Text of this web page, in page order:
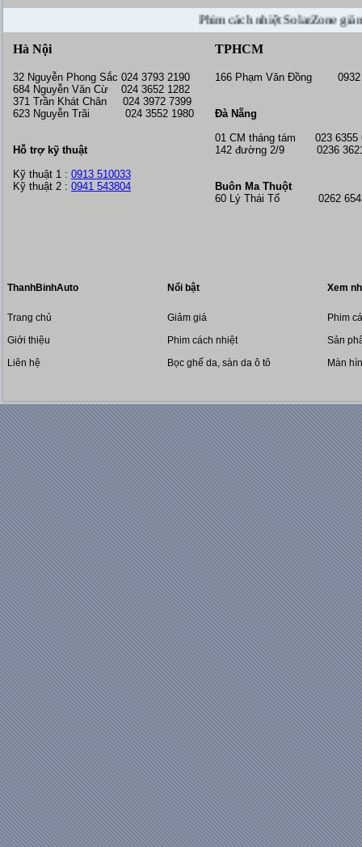
Phim cách nhiệt SolarZone giảm
Hà Nội
32 Nguyễn Phong Sắc 024 3793 2190
684 Nguyễn Văn Cừ 024 3652 1282
371 Trần Khát Chân 024 3972 7399
623 Nguyễn Trãi 024 3552 1980
Hỗ trợ kỹ thuật
Kỹ thuật 1 : 0913 510033
Kỹ thuật 2 : 0941 543804
TPHCM
166 Phạm Văn Đồng 0932
Đà Nẵng
01 CM tháng tám 023 6355
142 đường 2/9 0236
Buôn Ma Thuột
60 Lý Thái Tổ 0262
ThanhBinhAuto
Trang chủ
Giới thiệu
Liên hệ
Nổi bật
Giảm giá
Phim cách nhiệt
Bọc ghế da, sàn da ô tô
Xem
Phim
Sản
Màn